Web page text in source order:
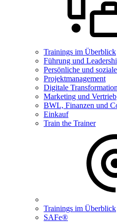
Trainings im Überblick
Führung und
Persönliche und
Projektmanagement
Digitale
Marketing und Vertrieb
BWL, Finanzen und
Einkauf
Train the Trainer
Trainings im Überblick
SAFe®